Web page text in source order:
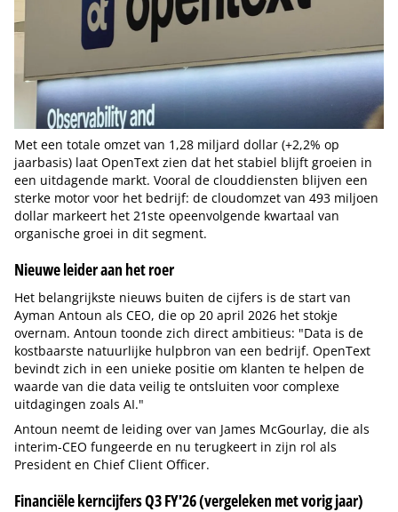
Met een totale omzet van 1,28 miljard dollar (+2,2% op
jaarbasis) laat OpenText zien dat het stabiel blijft groeien in
een uitdagende markt. Vooral de clouddiensten blijven een
sterke motor voor het bedrijf: de cloudomzet van 493 miljoen
dollar markeert het 21ste opeenvolgende kwartaal van
organische groei in dit segment.
Nieuwe leider aan het roer
Het belangrijkste nieuws buiten de cijfers is de start van
Ayman Antoun als CEO, die op 20 april 2026 het stokje
overnam. Antoun toonde zich direct ambitieus: "Data is de
kostbaarste natuurlijke hulpbron van een bedrijf. OpenText
bevindt zich in een unieke positie om klanten te helpen de
waarde van die data veilig te ontsluiten voor complexe
uitdagingen zoals AI."
Antoun neemt de leiding over van James McGourlay, die als
interim-CEO fungeerde en nu terugkeert in zijn rol als
President en Chief Client Officer.
Financiële kerncijfers Q3 FY'26 (vergeleken met vorig jaar)